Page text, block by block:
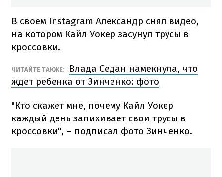
В своем Instagram Александр снял видео,
на котором Кайл Уокер засунул трусы в
кроссовки.
ЧИТАЙТЕ ТАКЖЕ:
Влада Седан намекнула, что
ждет ребенка от Зинченко: фото
"Кто скажет мне, почему Кайл Уокер
каждый день запихивает свои трусы в
кроссовки", – подписал фото Зинченко.